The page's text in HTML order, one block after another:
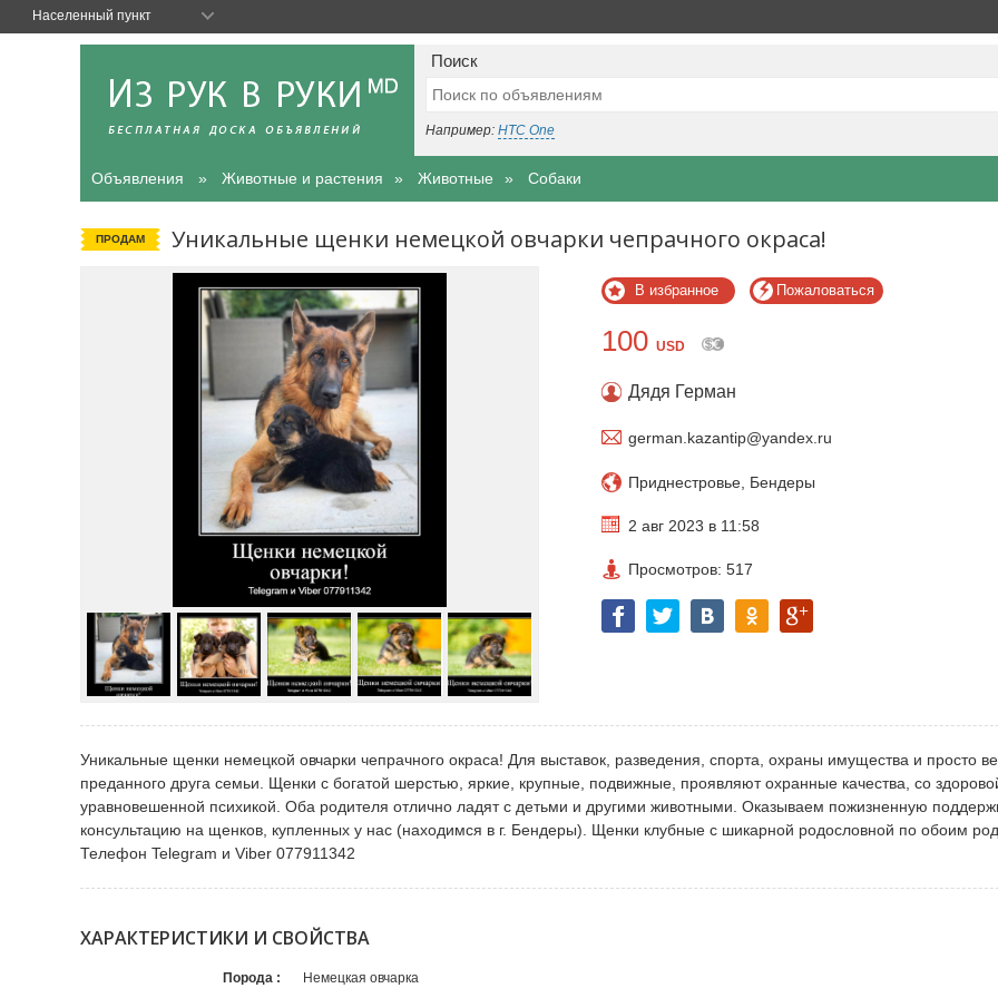
Поиск
Например: HTC One
Объявления Животные и растения Животные Собаки
ПРОДАМ Уникальные щенки немецкой овчарки чепрачного окраса!
В избранное Пожаловаться
100 USD
Дядя Герман
german.kazantip@yandex.ru
Приднестровье, Бендеры
2 авг 2023 в 11:58
Просмотров: 517
Уникальные щенки немецкой овчарки чепрачного окраса! Для выставок, разведения, спорта, охраны имущества и просто
преданного друга семьи. Щенки с богатой шерстью, яркие, крупные, подвижные, проявляют охранные качества, со
уравновешенной психикой. Оба родителя отлично ладят с детьми и другими животными. Оказываем пожизненную
консультацию на щенков, купленных у нас (находимся в г. Бендеры). Щенки клубные с шикарной родословной по обоим
Телефон Telegram и Viber 077911342
ХАРАКТЕРИСТИКИ И СВОЙСТВА
Порода
Немецкая овчарка
Населенный пункт